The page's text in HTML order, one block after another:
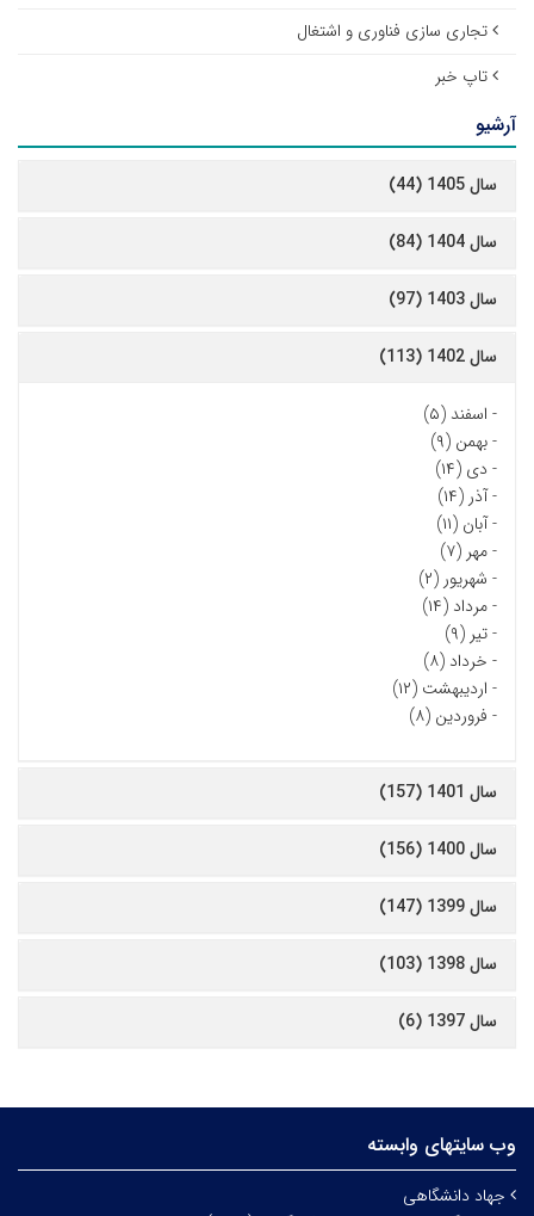
تجاری سازی فناوری و اشتغال
تاپ خبر
آرشیو
سال 1405 (44)
سال 1404 (84)
سال 1403 (97)
سال 1402 (113)
- اسفند (۵)
-بهمن (۹)
- دی (۱۴)
-آذر (۱۴)
-آبان (۱۱)
-مهر (۷)
- شهریور (۲)
-مرداد (۱۴)
-تیر (۹)
- خرداد (۸)
- اردیبهشت (۱۲)
- فروردین (۸)
سال 1401 (157)
سال 1400 (156)
سال 1399 (147)
سال 1398 (103)
سال 1397 (6)
وب سایتهای وابسته
جهاد دانشگاهی